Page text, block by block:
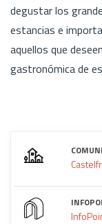
degustar los
estancias e
aquellos que
gastronómica de